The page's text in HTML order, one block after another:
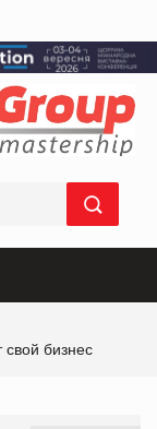
свой бизнес